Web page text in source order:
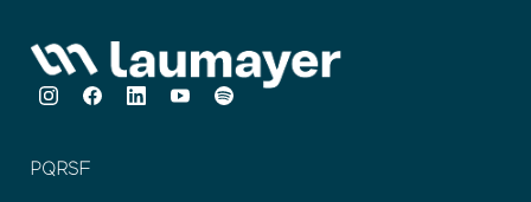
PQRSF